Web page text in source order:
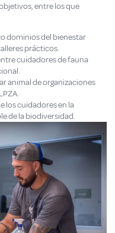
entre los que
dominios del bienestar
prácticos.
cuidadores de fauna
animal de organizaciones
los cuidadores en la
de la biodiversidad.